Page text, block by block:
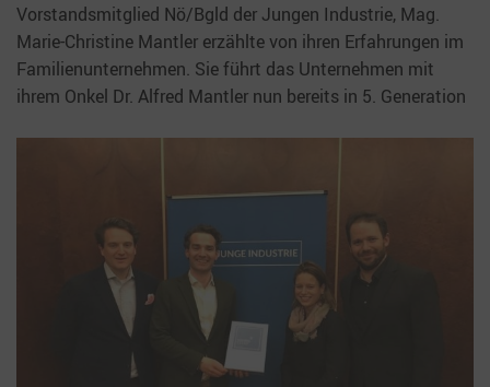
Vorstandsmitglied Nö/Bgld der Jungen Industrie, Mag.
Marie-Christine Mantler erzählte von ihren Erfahrungen im
Familienunternehmen. Sie führt das Unternehmen mit
ihrem Onkel Dr. Alfred Mantler nun bereits in 5. Generation